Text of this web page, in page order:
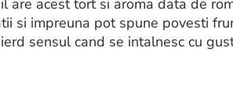
si impreuna pot spune povesti
sensul cand se intalnesc cu